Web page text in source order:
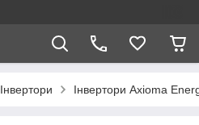
Інвертори Інвертори Axioma